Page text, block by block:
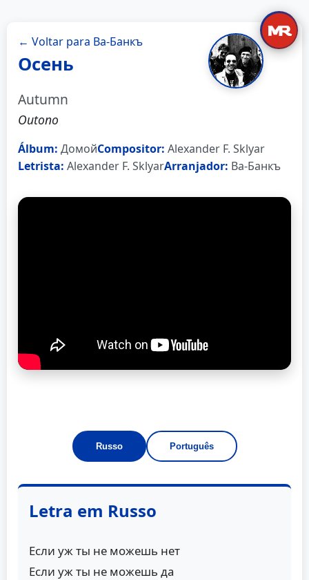
← Voltar para Ва-Банкъ
Осень
Autumn
Outono
Álbum: ДомойCompositor: Alexander F. Sklyar
Letrista: Alexander F. SklyarArranjador: Ва-Банкъ
Russo Português
Letra em Russo
Если уж ты не можешь нет
Если уж ты не можешь да